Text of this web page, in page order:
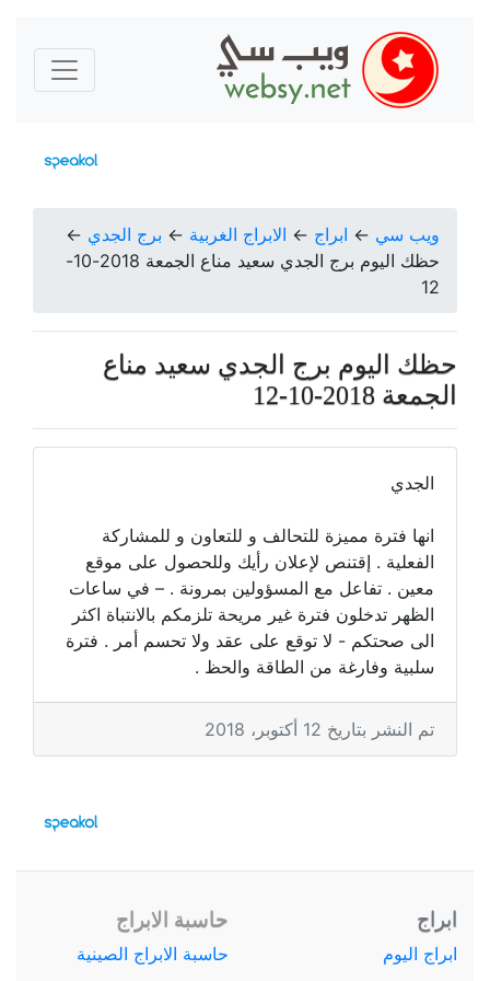
ويب سي ← ابراج ← الابراج الغربية ← برج الجدي ←
حظك اليوم برج الجدي سعيد مناع الجمعة 2018-10-
12
حظك اليوم برج الجدي سعيد مناع
الجمعة 2018-10-12
الجدي
انها فترة مميزة للتحالف و للتعاون و للمشاركة
الفعلية . إقتنص لإعلان رأيك وللحصول على موقع
معين . تفاعل مع المسؤولين بمرونة . – في ساعات
الظهر تدخلون فترة غير مريحة تلزمكم بالانتباة اكثر
الى صحتكم - لا توقع على عقد ولا تحسم أمر . فترة
سلبية وفارغة من الطاقة والحظ .
تم النشر بتاريخ 12 أكتوبر، 2018
ابراج
ابراج اليوم
حاسبة الابراج
حاسبة الابراج الصينية